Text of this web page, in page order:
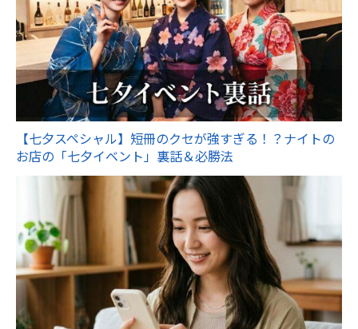
【七夕スペシャル】短冊のクセが強すぎる！？ナイトの
お店の「七夕イベント」裏話＆必勝法